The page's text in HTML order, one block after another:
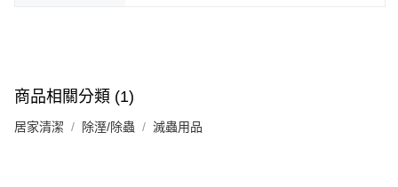
商品相關分類 (1)
居家清潔 除溼/除蟲 滅蟲用品